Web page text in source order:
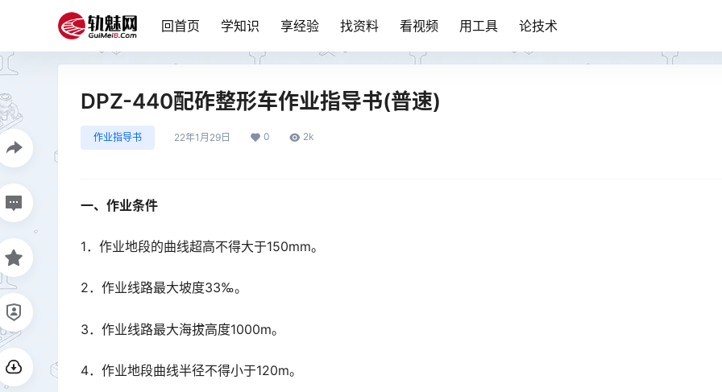
回首页 学知识 享经验 找资料 看视频 用工具 论技术
DPZ-440配砟整形车作业指导书(普速)
作业指导书 22年1月29日 0 2k
一、作业条件
1．作业地段的曲线超高不得大于150mm。
2．作业线路最大坡度33‰。
3．作业线路最大海拔高度1000m。
4．作业地段曲线半径不得小于120m。